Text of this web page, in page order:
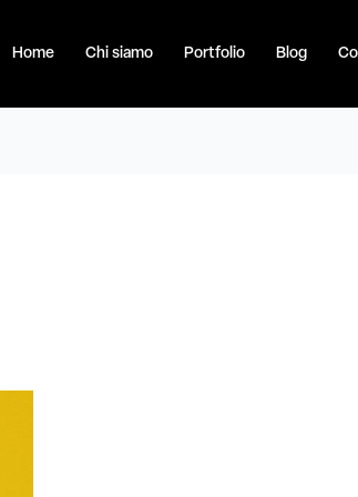
Home Chi siamo Portfolio Blog